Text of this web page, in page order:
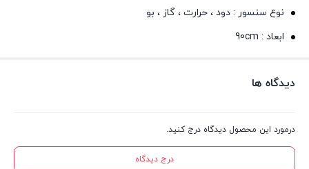
نوع سنسور : دود ، حرارت ، گاز ، بو
ابعاد : 90cm
دیدگاه ها
درمورد این محصول دیدگاه درج کنید.
درج دیدگاه